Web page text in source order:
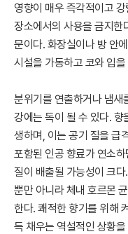
영향이 매우 즉각적이고
장소에서의 사용을 금지한
문이다. 화장실이나 방 안
시설을 가동하고 코와 입
분위기를 연출하거나 냄새
강에는 독이 될 수 있다.
생하며, 이는 공기 질을 급
포함된 인공 향료가 연소
질이 배출될 가능성이 크
뿐만 아니라 체내 호르몬
한다. 쾌적한 향기를 위해
득 채우는 역설적인 상황